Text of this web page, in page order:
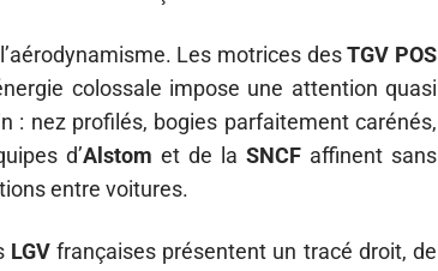
Les motrices desTGV POS
colossale impose une attention quasi
: nez profilés, bogies parfaitement carénés,
d’Alstom et de la SNCF affinent sans
entre voitures.
LGVfrançaises présentent un tracé droit, de